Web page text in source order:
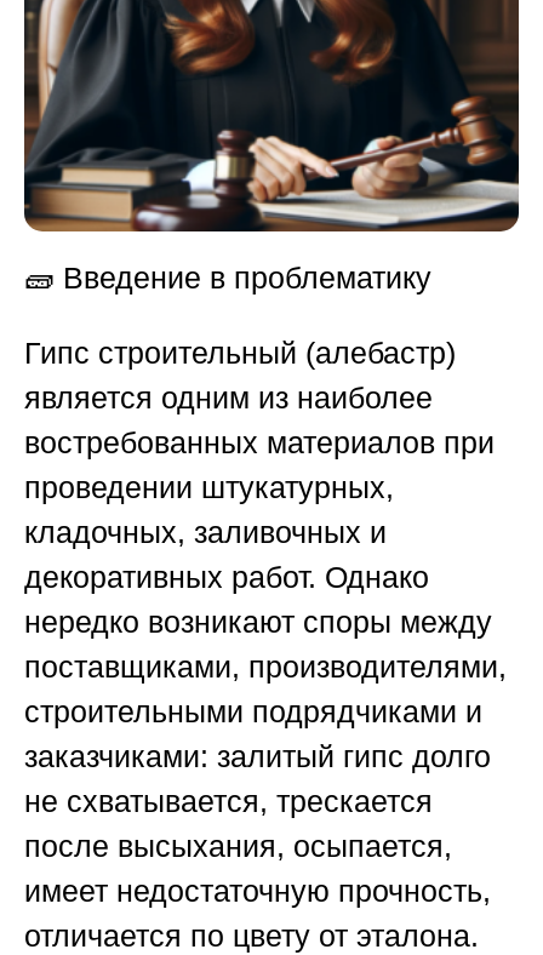
🧱 Введение в проблематику
Гипс строительный (алебастр)
является одним из наиболее
востребованных материалов при
проведении штукатурных,
кладочных, заливочных и
декоративных работ. Однако
нередко возникают споры между
поставщиками, производителями,
строительными подрядчиками и
заказчиками: залитый гипс долго
не схватывается, трескается
после высыхания, осыпается,
имеет недостаточную прочность,
отличается по цвету от эталона.